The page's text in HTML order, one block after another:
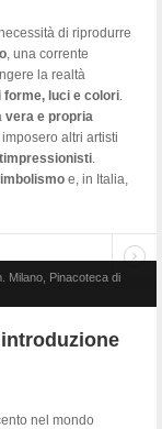
di riprodurre
, una corrente
la realtà
luci e colori.
vera e propria
altri artisti
.
e, in Italia,
Milano, Pinacoteca di
nel mondo